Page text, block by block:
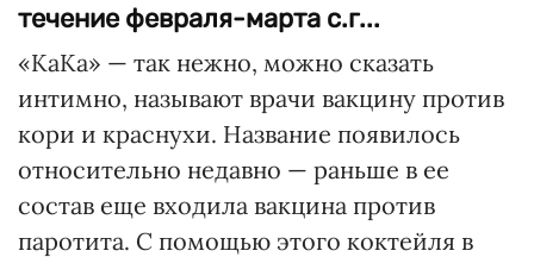
течение февраля-марта с.г...
«КаКа» — так нежно, можно сказать
интимно, называют врачи вакцину против
кори и краснухи. Название появилось
относительно недавно — раньше в ее
состав еще входила вакцина против
паротита. С помощью этого коктейля в